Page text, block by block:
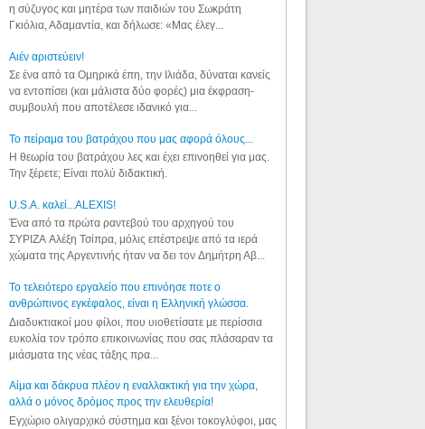
η σύζυγος και μητέρα των παιδιών του Σωκράτη
Γκιόλια, Αδαμαντία, και δήλωσε: «Μας έλεγ...
Aιέν αριστεύειν!
Σε ένα από τα Ομηρικά έπη, την Ιλιάδα, δύναται κανείς
να εντοπίσει (και μάλιστα δύο φορές) μια έκφραση-
συμβουλή που αποτέλεσε ιδανικό για...
Το πείραμα του βατράχου που μας αφορά όλους...
Η θεωρία του βατράχου λες και έχει επινοηθεί για μας.
Την ξέρετε; Είναι πολύ διδακτική.
U.S.A. καλεί...ALEXIS!
Ένα από τα πρώτα ραντεβού του αρχηγού του
ΣΥΡΙΖΑ Αλέξη Τσίπρα, μόλις επέστρεψε από τα ιερά
χώματα της Αργεντινής ήταν να δει τον Δημήτρη Αβ...
Το τελειότερο εργαλείο που επινόησε ποτε ο
ανθρώπινος εγκέφαλος, είναι η Ελληνική γλώσσα.
Διαδυκτιακοί μου φίλοι, που υιοθετίσατε με περίσσια
ευκολία τον τρόπο επικοινωνίας που σας πλάσαραν τα
μιάσματα της νέας τάξης πρα...
Αίμα και δάκρυα πλέον η εναλλακτική για την χώρα,
αλλά ο μόνος δρόμος προς την ελευθερία!
Εγχώριο ολιγαρχικό σύστημα και ξένοι τοκογλύφοι, μας